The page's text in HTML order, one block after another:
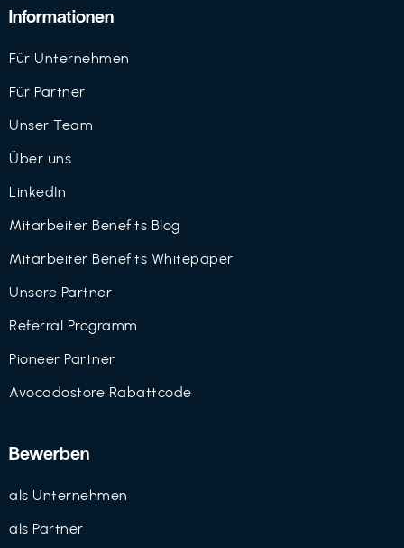
Informationen
Für Unternehmen
Für Partner
Unser Team
Über uns
LinkedIn
Mitarbeiter Benefits Blog
Mitarbeiter Benefits Whitepaper
Unsere Partner
Referral Programm
Pioneer Partner
Avocadostore Rabattcode
Bewerben
als Unternehmen
als Partner